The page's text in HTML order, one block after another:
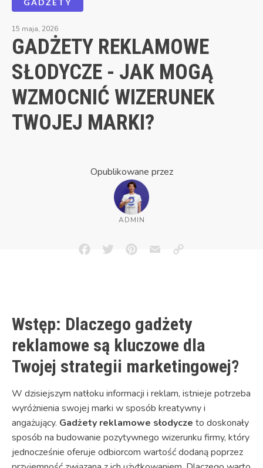
15 maja, 2026
GADŻETY REKLAMOWE
SŁODYCZE - JAK MOGĄ
WZMOCNIĆ WIZERUNEK
TWOJEJ MARKI?
Opublikowane przez
ADMIN
FacebookTwitterPinterestEmailCopy
Wstęp: Dlaczego gadżety
reklamowe są kluczowe dla
Twojej strategii marketingowej?
W dzisiejszym natłoku informacji i reklam, istnieje potrzeba
wyróżnienia swojej marki w sposób kreatywny i
angażujący. Gadżety reklamowe słodycze to doskonały
sposób na budowanie pozytywnego wizerunku firmy, który
jednocześnie oferuje odbiorcom wartość dodaną poprzez